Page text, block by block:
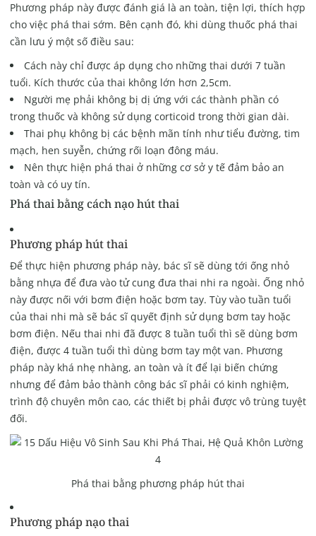
Phương pháp này được đánh giá là an toàn, tiện lợi, thích hợp
cho việc phá thai sớm. Bên cạnh đó, khi dùng thuốc phá thai
cần lưu ý một số điều sau:
Cách này chỉ được áp dụng cho những thai dưới 7 tuần
tuổi. Kích thước của thai không lớn hơn 2,5cm.
Người mẹ phải không bị dị ứng với các thành phần có
trong thuốc và không sử dụng corticoid trong thời gian dài.
Thai phụ không bị các bệnh mãn tính như tiểu đường, tim
mạch, hen suyễn, chứng rối loạn đông máu.
Nên thực hiện phá thai ở những cơ sở y tế đảm bảo an
toàn và có uy tín.
Phá thai bằng cách nạo hút thai
Phương pháp hút thai
Để thực hiện phương pháp này, bác sĩ sẽ dùng tới ống nhỏ
bằng nhựa để đưa vào tử cung đưa thai nhi ra ngoài. Ống nhỏ
này được nối với bơm điện hoặc bơm tay. Tùy vào tuần tuổi
của thai nhi mà sẽ bác sĩ quyết định sử dụng bơm tay hoặc
bơm điện. Nếu thai nhi đã được 8 tuần tuổi thì sẽ dùng bơm
điện, được 4 tuần tuổi thì dùng bơm tay một van. Phương
pháp này khá nhẹ nhàng, an toàn và ít để lại biến chứng
nhưng để đảm bảo thành công bác sĩ phải có kinh nghiệm,
trình độ chuyên môn cao, các thiết bị phải được vô trùng tuyệt
đối.
Phá thai bằng phương pháp hút thai
Phương pháp nạo thai